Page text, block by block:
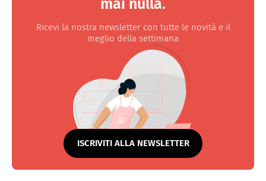
mai nulla.
Ricevi la nostra newsletter con tutte le novità e il
meglio della settimana
ISCRIVITI ALLA NEWSLETTER